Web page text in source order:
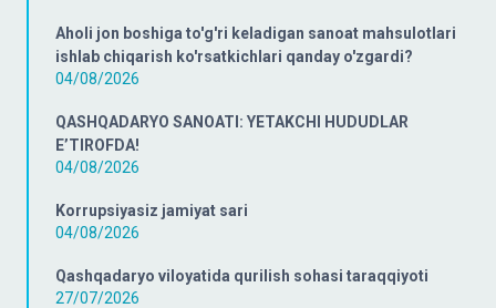
Aholi jon boshiga to'g'ri keladigan sanoat mahsulotlari
ishlab chiqarish ko'rsatkichlari qanday o'zgardi?
04/08/2026
QASHQADARYO SANOATI: YETAKCHI HUDUDLAR
E’TIROFDA!
04/08/2026
Korrupsiyasiz jamiyat sari
04/08/2026
Qashqadaryo viloyatida qurilish sohasi taraqqiyoti
27/07/2026